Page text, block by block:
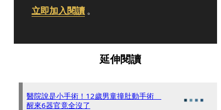
立即加入閱讀 。
延伸閱讀
醫院說是小手術！12歲男童撞肚動手術
醒來6器官竟全沒了